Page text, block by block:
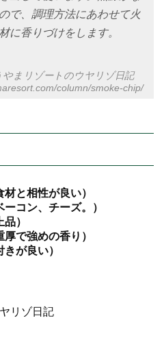
で、調理方法にあわせて火
に香りづけをします。
やまリゾートのウヤリゾ日記
column/smoke-chip/
と相性が良い）
コン、チーズ。）
）
で強めの香り）
が良い）
リゾ日記